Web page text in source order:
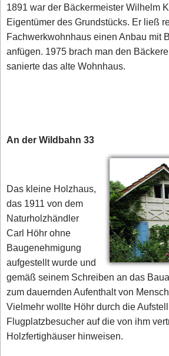
1891 war der Bäckermeister Wilhelm
Eigentümer des Grundstücks. Er ließ
Fachwerkwohnhaus einen Anbau mit
anfügen. 1975 brach man den
sanierte das alte Wohnhaus.
An der Wildbahn 33
Das kleine Holzhaus,
das 1911 von dem
Naturholzhändler
Carl Höhr ohne
Baugenehmigung
aufgestellt wurde und
gemäß seinem Schreiben an das
zum dauernden Aufenthalt von
Vielmehr wollte Höhr durch die
Flugplatzbesucher auf die von ihm
Holzfertighäuser hinweisen.